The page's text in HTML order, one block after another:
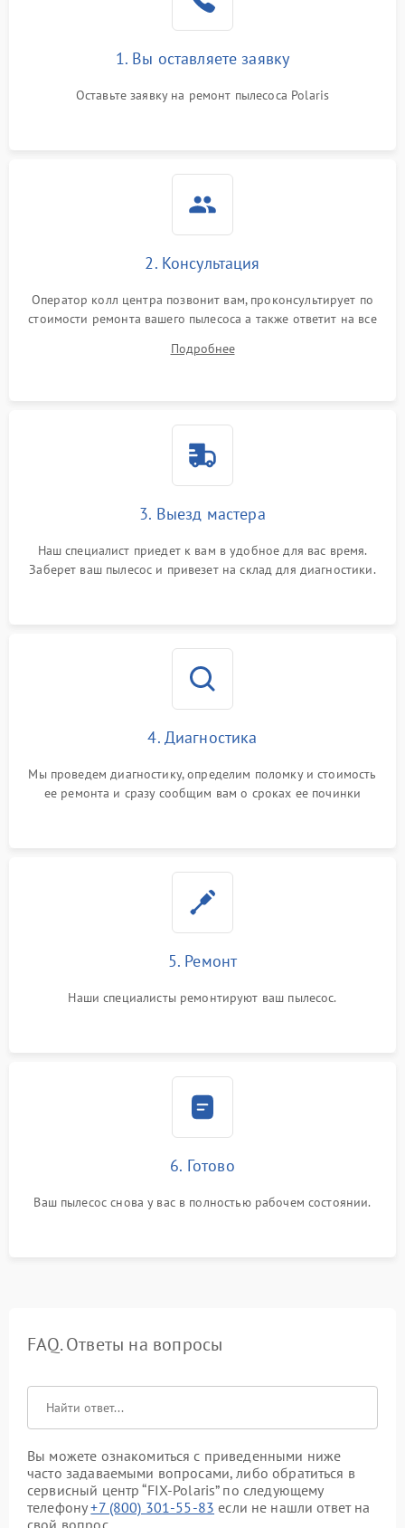
1. Вы оставляете заявку
Оставьте заявку на ремонт пылесоса Polaris
2. Консультация
Оператор колл центра позвонит вам, проконсультирует по
стоимости ремонта вашего пылесоса а также ответит на все
Подробнее
3. Выезд мастера
Наш специалист приедет к вам в удобное для вас время.
Заберет ваш пылесос и привезет на склад для диагностики.
4. Диагностика
Мы проведем диагностику, определим поломку и стоимость
ее ремонта и сразу сообщим вам о сроках ее починки
5. Ремонт
Наши специалисты ремонтируют ваш пылесос.
6. Готово
Ваш пылесос снова у вас в полностью рабочем состоянии.
FAQ. Ответы на вопросы
Вы можете ознакомиться с приведенными ниже
часто задаваемыми вопросами, либо обратиться в
сервисный центр “FIX-Polaris” по следующему
телефону+7 (800) 301-55-83 если не нашли ответ на
свой вопрос.